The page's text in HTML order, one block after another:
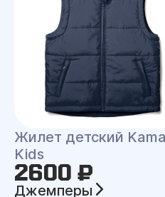
Жилет детский Kama
Kids
2600 ₽
Джемперы